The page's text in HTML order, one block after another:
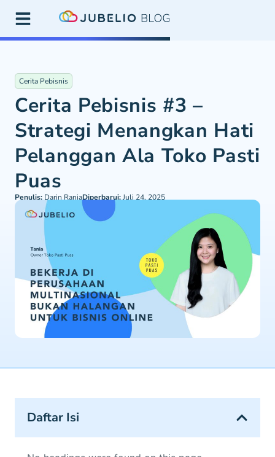
Cerita Pebisnis
Cerita Pebisnis #3 –
Strategi Menangkan Hati
Pelanggan Ala Toko Pasti
Puas
Penulis: Darin RaniaDiperbarui:Juli 24, 2025
Daftar Isi